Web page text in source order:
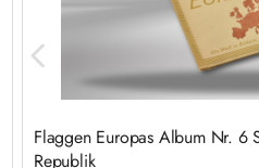
Flaggen Europas Album Nr. 6
Republik